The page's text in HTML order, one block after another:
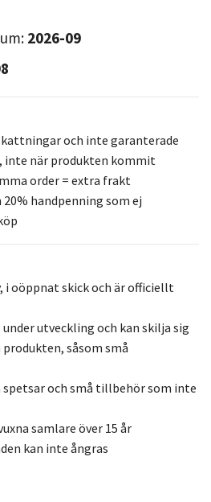
2026-09
och inte garanterade
inte när produkten kommit
order = extra frakt
handpenning som ej
i oöppnat skick och är officiellt
utveckling och kan skilja sig
såsom små
spetsar och små tillbehör som inte
samlare över 15 år
kan inte ångras